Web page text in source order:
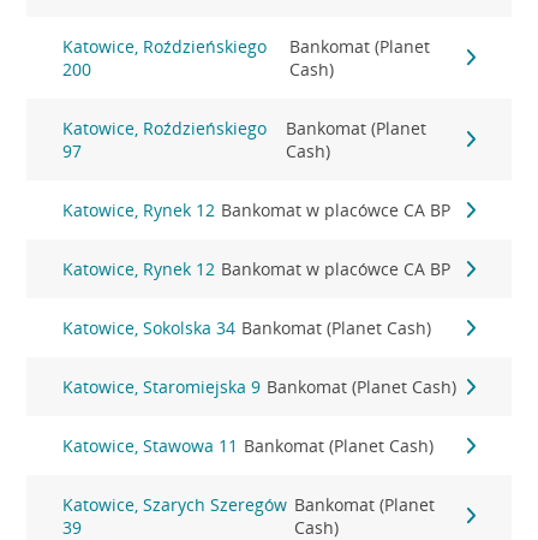
Katowice, Roździeńskiego
200
Bankomat (Planet
Cash)
Katowice, Roździeńskiego
97
Bankomat (Planet
Cash)
Katowice, Rynek 12 Bankomat w placówce CA BP
Katowice, Rynek 12 Bankomat w placówce CA BP
Katowice, Sokolska 34 Bankomat (Planet Cash)
Katowice, Staromiejska 9 Bankomat (Planet Cash)
Katowice, Stawowa 11 Bankomat (Planet Cash)
Katowice, Szarych Szeregów
39
Bankomat (Planet
Cash)